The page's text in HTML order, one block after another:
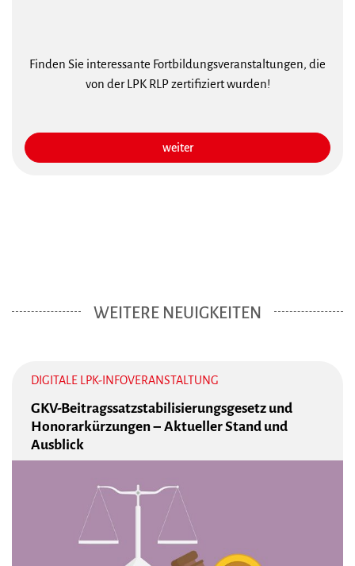
Finden Sie interessante Fortbildungsveranstaltungen, die
von der LPK RLP zertifiziert wurden!
weiter
WEITERE NEUIGKEITEN
DIGITALE LPK-INFOVERANSTALTUNG
GKV-Beitragssatzstabilisierungsgesetz und
Honorarkürzungen – Aktueller Stand und
Ausblick